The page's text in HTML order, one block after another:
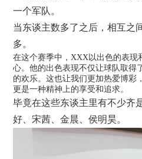
一个军队。
当东谈主数多了之后，相互之
多。
在这个赛季中，XXX以出色的表现
心。他的出色表现不仅让球队取得
的欢乐。这也让我们更加热爱博彩
更是一种精神上的享受和追求。
毕竟在这些东谈主里有不少齐
好、宋茜、金晨、侯明昊。